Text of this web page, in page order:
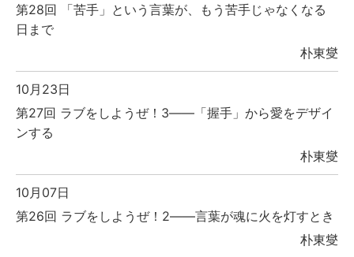
第28回 「苦手」という言葉が、もう苦手じゃなくなる
日まで
朴東燮
10月23日
第27回 ラブをしようぜ！3――「握手」から愛をデザイ
ンする
朴東燮
10月07日
第26回 ラブをしようぜ！2――言葉が魂に火を灯すとき
朴東燮